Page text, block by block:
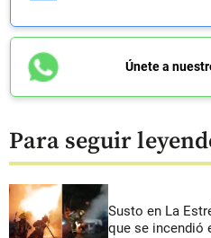
Únete a
Para seguir
Susto en La
que se incendió